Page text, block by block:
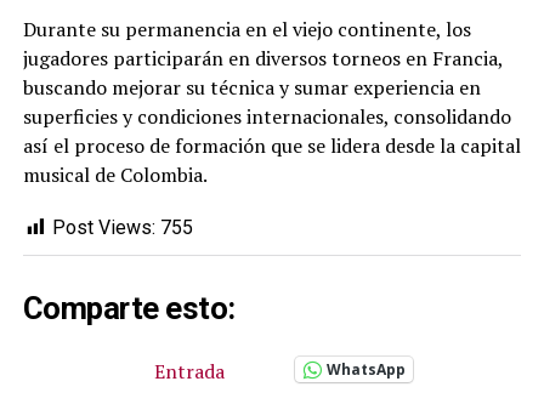
Durante su permanencia en el viejo continente, los
jugadores participarán en diversos torneos en Francia,
buscando mejorar su técnica y sumar experiencia en
superficies y condiciones internacionales, consolidando
así el proceso de formación que se lidera desde la capital
musical de Colombia.
Post Views: 755
Comparte esto:
Entrada WhatsApp